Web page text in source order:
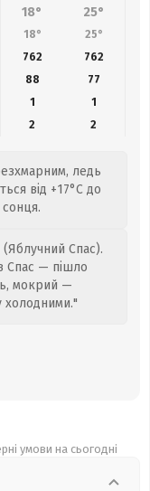
18° 25°
18° 25°
762 762
88 77
1
1
2 2
ледь
від +17°C до
Спас).
Спас — пішло
мокрий —
холодними."
умови на сьогодні